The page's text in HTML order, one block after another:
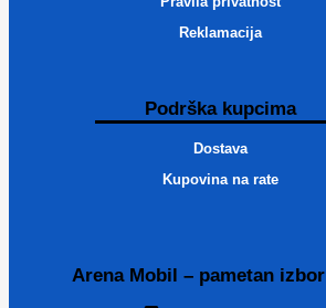
Reklamacija
Podrška kupcima
Dostava
Kupovina na rate
Arena Mobil – pametan izbor